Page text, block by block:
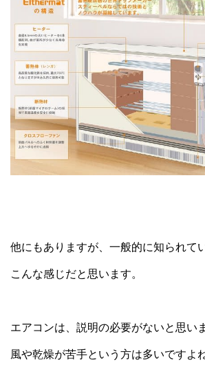
他にもありますが、一般的に知られて
こんな感じだと思います。
エアコンは、説明の必要がないと思い
風や乾燥が苦手という方は多いですよね